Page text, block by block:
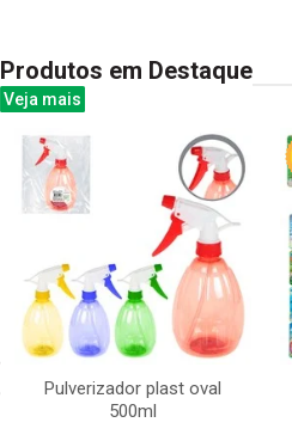
Produtos em Destaque
Veja mais
Pulverizador plast oval
500ml